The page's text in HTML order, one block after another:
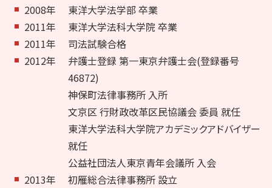
2008年
東洋大学法学部 卒業
2011年
東洋大学法科大学院 卒業
2011年
司法試験合格
2012年
弁護士登録 第一東京弁護士会(登録番号
46872)
神保町法律事務所 入所
文京区 行財政改革区民協議会 委員 就任
東洋大学法科大学院アカデミックアドバイザー
就任
公益社団法人東京青年会議所 入会
2013年
初雁総合法律事務所 設立